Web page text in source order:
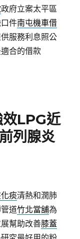
政府立案太平區
件南屯機車借
服務利息照公
合的借款
LPG近
列腺炎
痰清熱和潤肺
道竹北當舖為
幫助改善膝蓋